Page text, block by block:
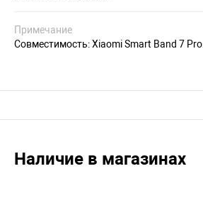
Примечание
Совместимость: Xiaomi Smart Band 7 Pro.
Наличие в магазинах